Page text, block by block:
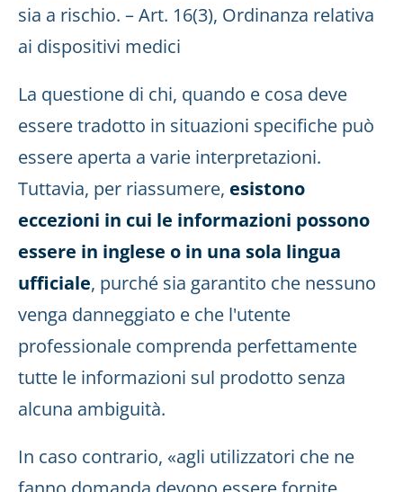
sia a rischio. – Art. 16(3), Ordinanza relativa
ai dispositivi medici
La questione di chi, quando e cosa deve
essere tradotto in situazioni specifiche può
essere aperta a varie interpretazioni.
Tuttavia, per riassumere, esistono
eccezioni in cui le informazioni possono
essere in inglese o in una sola lingua
ufficiale, purché sia garantito che nessuno
venga danneggiato e che l'utente
professionale comprenda perfettamente
tutte le informazioni sul prodotto senza
alcuna ambiguità.
In caso contrario, «agli utilizzatori che ne